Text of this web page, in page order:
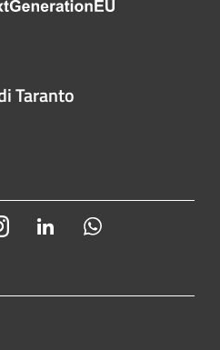
Taranto
Instagram LinkedIn